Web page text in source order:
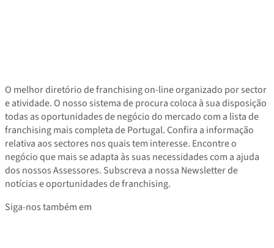
O melhor diretório de franchising on-line organizado por sector
e atividade. O nosso sistema de procura coloca à sua disposição
todas as oportunidades de negócio do mercado com a lista de
franchising mais completa de Portugal. Confira a informação
relativa aos sectores nos quais tem interesse. Encontre o
negócio que mais se adapta às suas necessidades com a ajuda
dos nossos Assessores. Subscreva a nossa Newsletter de
notícias e oportunidades de franchising.
Siga-nos também em